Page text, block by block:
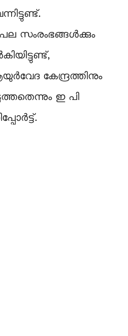
പല സംരംഭങ്ങൾക്കും
കേന്ദ്രത്തിനും
ഇ പി